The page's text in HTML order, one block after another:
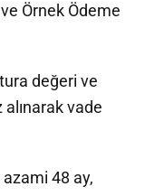
Örnek Ödeme
değeri ve
vade
48 ay,